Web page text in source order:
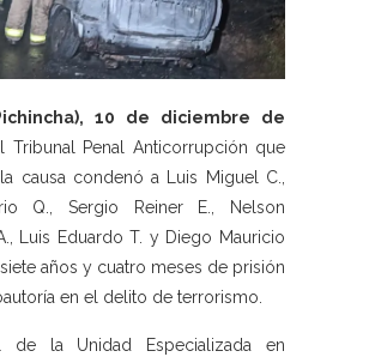
10 de diciembre de
Tribunal Penal Anticorrupción que
causa condenó a Luis Miguel C.,
Q., Sergio Reiner E., Nelson
Luis Eduardo T. y Diego Mauricio
años y cuatro meses de prisión
en el delito de terrorismo.
de la Unidad Especializada en